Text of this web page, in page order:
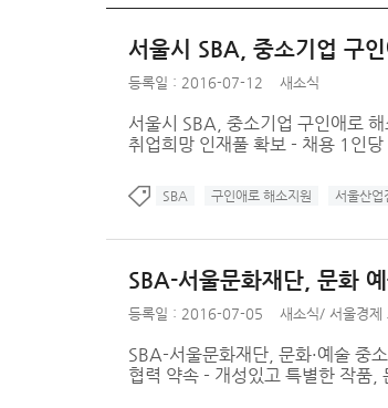
서울시 SBA, 중소기업 구
등록일 : 2016-07-12 새소식
서울시 SBA, 중소기업 구인애로
취업희망 인재풀 확보 - 채용 1인
SBA 구인애로 해소지원 서울산업
SBA-서울문화재단, 문화
등록일 : 2016-07-05 새소식/ 서울경제
SBA-서울문화재단, 문화·예술 중
협력 약속 - 개성있고 특별한 작품,